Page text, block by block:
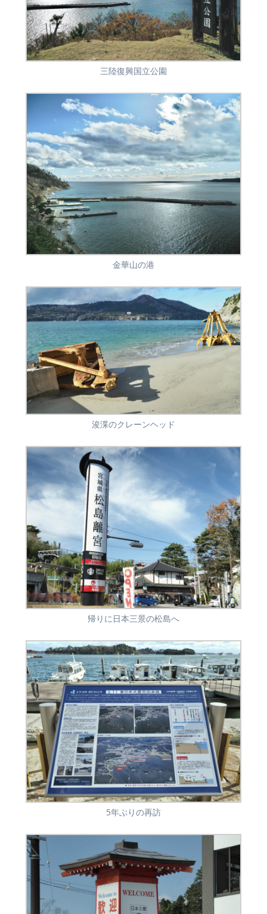
三陸復興国立公園
金華山の港
浚渫のクレーンヘッド
帰りに日本三景の松島へ
5年ぶりの再訪